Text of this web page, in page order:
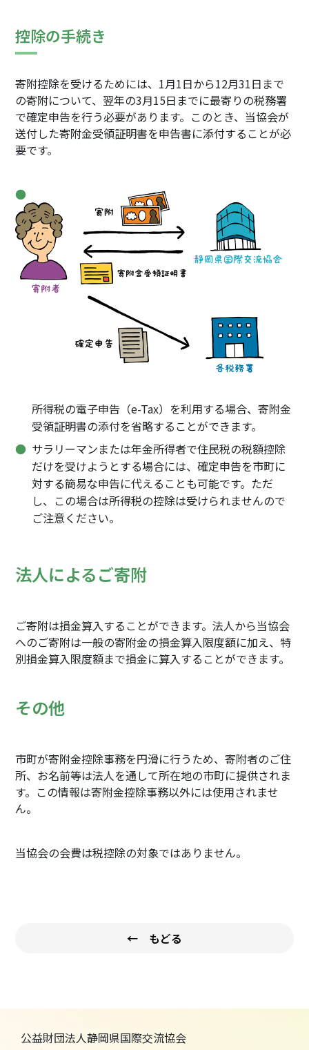
← もどる
控除の手続き
寄附控除を受けるためには、1月1日から12月31日まで
の寄附について、翌年の3月15日までに最寄りの税務署
で確定申告を行う必要があります。このとき、当協会が
送付した寄附金受領証明書を申告書に添付することが必
要です。
所得税の電子申告（e-Tax）を利用する場合、寄附金
受領証明書の添付を省略することができます。
サラリーマンまたは年金所得者で住民税の税額控除
だけを受けようとする場合には、確定申告を市町に
対する簡易な申告に代えることも可能です。ただ
し、この場合は所得税の控除は受けられませんので
ご注意ください。
法人によるご寄附
ご寄附は損金算入することができます。法人から当協会
へのご寄附は一般の寄附金の損金算入限度額に加え、特
別損金算入限度額まで損金に算入することができます。
その他
市町が寄附金控除事務を円滑に行うため、寄附者のご住
所、お名前等は法人を通して所在地の市町に提供されま
す。この情報は寄附金控除事務以外には使用されませ
ん。
当協会の会費は税控除の対象ではありません。
公益財団法人静岡県国際交流協会